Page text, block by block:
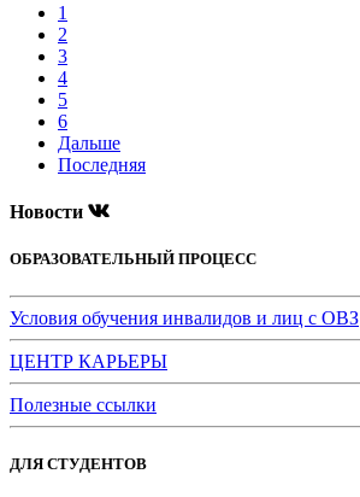
1
2
3
4
5
6
Дальше
Последняя
Новости
ОБРАЗОВАТЕЛЬНЫЙ ПРОЦЕСС
Условия обучения инвалидов и лиц с ОВЗ
ЦЕНТР КАРЬЕРЫ
Полезные ссылки
ДЛЯ СТУДЕНТОВ